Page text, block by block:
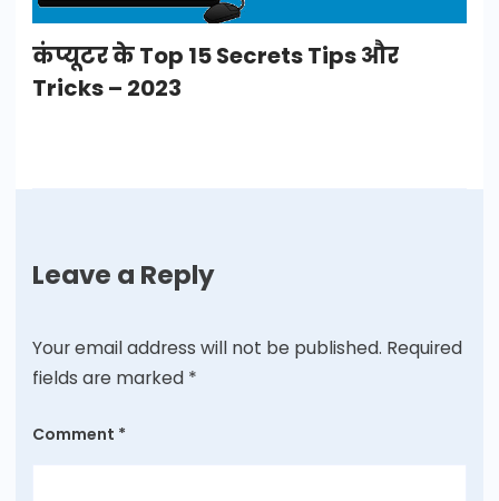
कंप्यूटर के Top 15 Secrets Tips और
Tricks – 2023
Leave a Reply
Your email address will not be published. Required
fields are marked *
Comment *